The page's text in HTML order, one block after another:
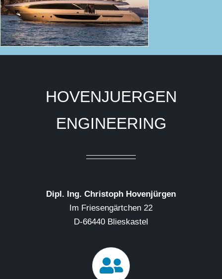
HOVENJUERGEN
ENGINEERING
Dipl. Ing. Christoph Hovenjürgen
Im Friesengärtchen 22
D-66440 Blieskastel